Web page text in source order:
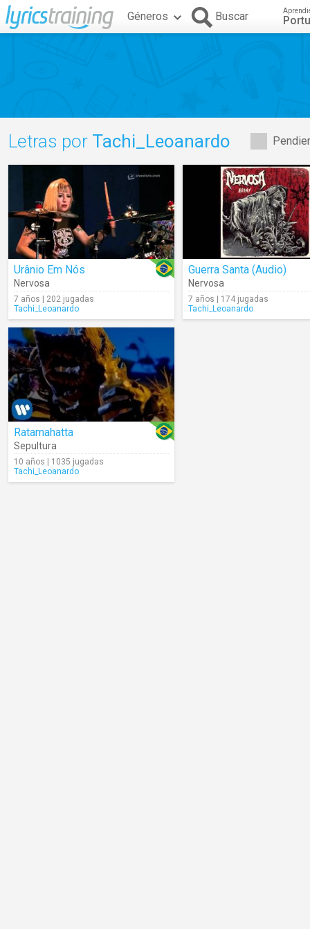
Géneros Buscar
Letras por Tachi_Leoanardo
Urânio Em Nós
Nervosa
7 años | 202 jugadas
Tachi_Leoanardo
Guerra Santa (Audio)
Nervosa
7 años | 174 jugadas
Tachi_Leoanardo
Ratamahatta
Sepultura
10 años | 1035 jugadas
Tachi_Leoanardo